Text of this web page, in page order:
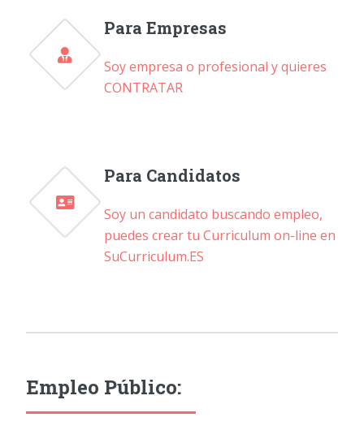
Para Empresas
Soy empresa o profesional y quieres
CONTRATAR
Para Candidatos
Soy un candidato buscando empleo,
puedes crear tu Curriculum on-line en
SuCurriculum.ES
Empleo Público: